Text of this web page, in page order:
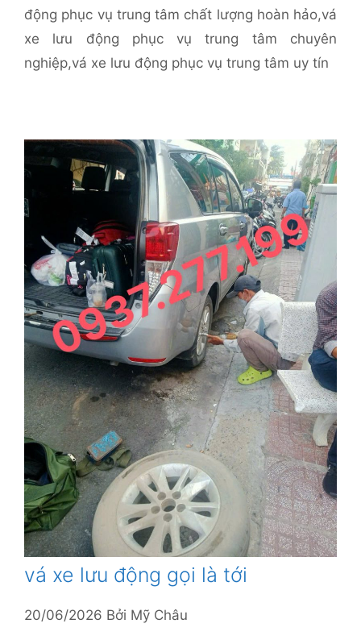
động phục vụ trung tâm chất lượng hoàn hảo,vá
xe lưu động phục vụ trung tâm chuyên
nghiệp,vá xe lưu động phục vụ trung tâm uy tín
vá xe lưu động gọi là tới
20/06/2026 Bởi Mỹ Châu